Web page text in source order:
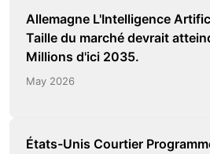
Allemagne L'Intelligence
Taille du marché devrait
Millions d'ici 2035.
May 2026
États-Unis Courtier